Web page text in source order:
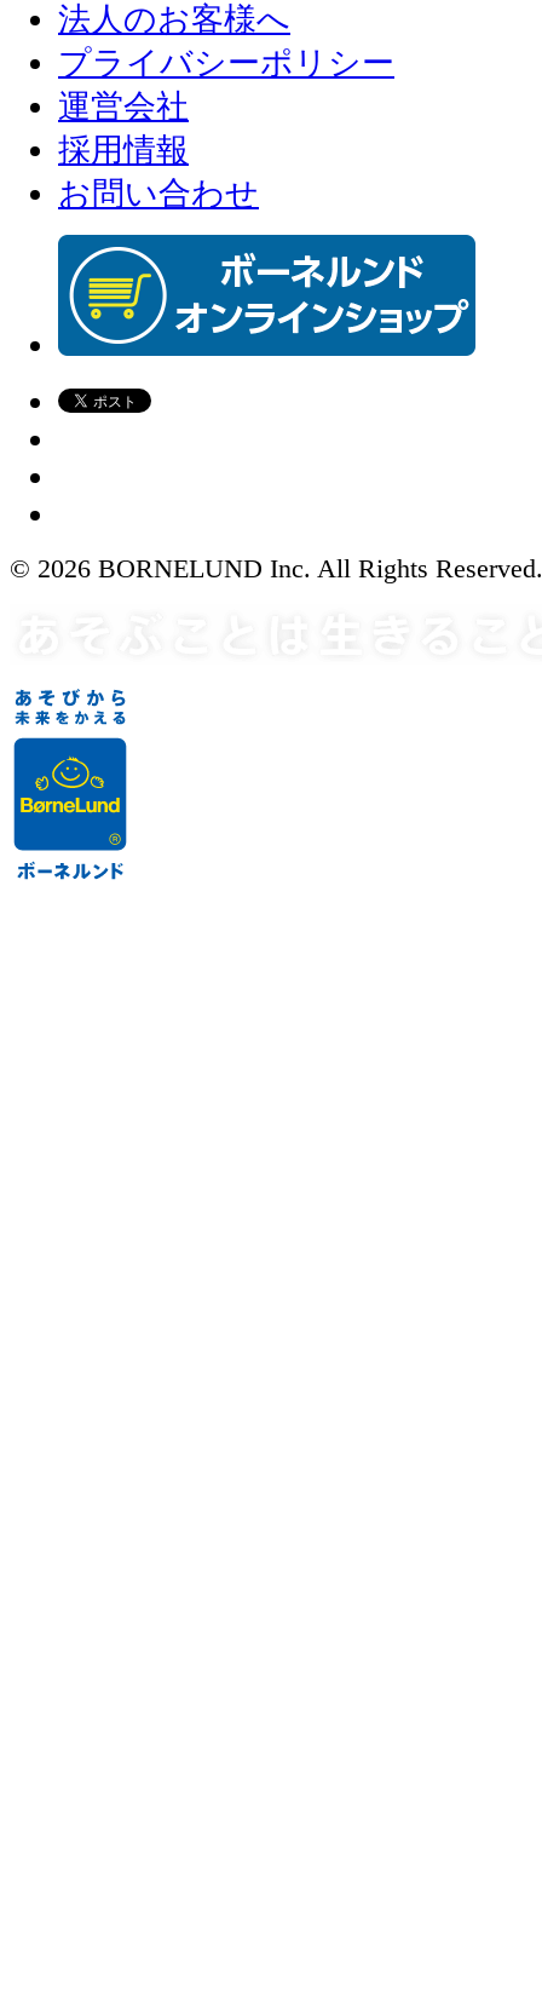
法人のお客様へ
プライバシーポリシー
運営会社
採用情報
お問い合わせ
© 2026 BORNELUND Inc. All Rights Reserved.